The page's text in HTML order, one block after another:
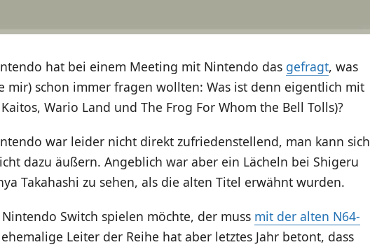
hat bei einem Meeting mit Nintendo das gefragt, was
mir) schon immer fragen wollten: Was ist denn eigentlich mit
Wario Land und The Frog For Whom the Bell Tolls)?
war leider nicht direkt zufriedenstellend, man kann sich
dazu äußern. Angeblich war aber ein Lächeln bei Shigeru
Takahashi zu sehen, als die alten Titel erwähnt wurden.
Switch spielen möchte, der muss mit der alten N64-
Leiter der Reihe hat aber letztes Jahr betont, dass